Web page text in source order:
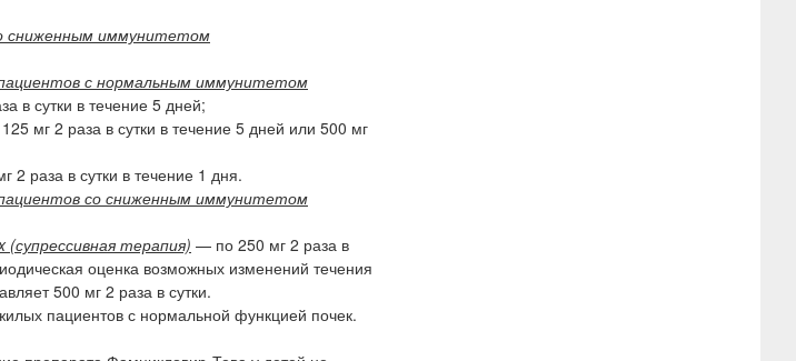
сниженным иммунитетом
с нормальным иммунитетом
в сутки в течение 5 дней;
мг 2 раза в сутки в течение 5 дней или 500 мг
2 раза в сутки в течение 1 дня.
со сниженным иммунитетом
терапия) — по 250 мг 2 раза в
оценка возможных изменений течения
500 мг 2 раза в сутки.
пациентов с нормальной функцией почек.